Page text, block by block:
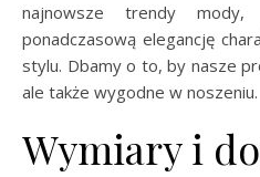
najnowsze trendy mody,
ponadczasową elegancję
stylu. Dbamy o to, by nasze
ale także wygodne w noszeniu.
Wymiary i